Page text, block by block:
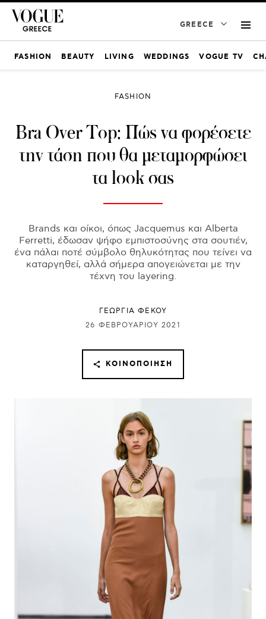
GREECE
FASHION BEAUTY LIVING WEDDINGS VOGUE TV
FASHION
Bra Over Top: Πώς να φορέσετε
την τάση που θα μεταμορφώσει
τα look σας
Brands και οίκοι, όπως Jacquemus και Alberta
Ferretti, έδωσαν ψήφο εμπιστοσύνης στα σουτιέν,
ένα πάλαι ποτέ σύμβολο θηλυκότητας που τείνει να
καταργηθεί, αλλά σήμερα απογειώνεται με την
τέχνη του layering.
ΓΕΩΡΓΙΑ ΦΕΚΟΥ
26 ΦΕΒΡΟΥΑΡΊΟΥ 2021
ΚΟΙΝΟΠΟΊΗΣΗ